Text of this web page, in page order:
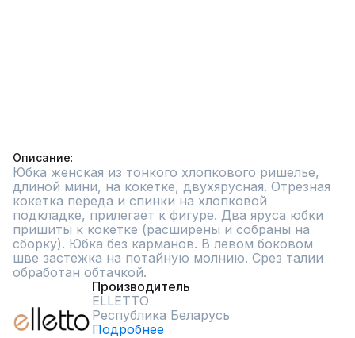
Описание
Юбка женская из тонкого хлопкового ришелье,
длиной мини, на кокетке, двухярусная. Отрезная
кокетка переда и спинки на хлопковой
подкладке, прилегает к фигуре. Два яруса юбки
пришиты к кокетке (расширены и собраны на
сборку). Юбка без карманов. В левом боковом
шве застежка на потайную молнию. Срез талии
обработан обтачкой.
Производитель
ELLETTO
Республика Беларусь
Подробнее